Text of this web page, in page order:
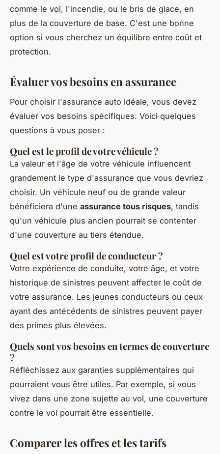
comme le vol, l'incendie, ou le bris de glace, en
plus de la couverture de base. C'est une bonne
option si vous cherchez un équilibre entre coût et
protection.
Évaluer vos besoins en assurance
Pour choisir l'assurance auto idéale, vous devez
évaluer vos besoins spécifiques. Voici quelques
questions à vous poser :
Quel est le profil de votre véhicule ?
La valeur et l'âge de votre véhicule influencent
grandement le type d'assurance que vous devriez
choisir. Un véhicule neuf ou de grande valeur
bénéficiera d'une assurance tous risques, tandis
qu'un véhicule plus ancien pourrait se contenter
d'une couverture au tiers étendue.
Quel est votre profil de conducteur ?
Votre expérience de conduite, votre âge, et votre
historique de sinistres peuvent affecter le coût de
votre assurance. Les jeunes conducteurs ou ceux
ayant des antécédents de sinistres peuvent payer
des primes plus élevées.
Quels sont vos besoins en termes de couverture
?
Réfléchissez aux garanties supplémentaires qui
pourraient vous être utiles. Par exemple, si vous
vivez dans une zone sujette au vol, une couverture
contre le vol pourrait être essentielle.
Comparer les offres et les tarifs